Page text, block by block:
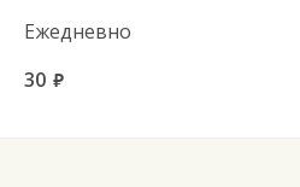
Ежедневно
30 руб.